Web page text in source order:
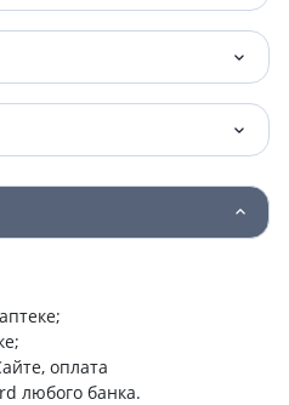
5мг №30 53.10 грн.
10мг
54.60 грн.
п/о 10мг
66.50 грн.
п/о 10мг
оплата
любого банка.